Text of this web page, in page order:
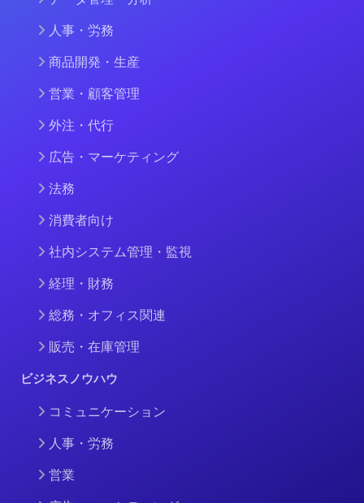
人事・労務
商品開発・生産
営業・顧客管理
外注・代行
広告・マーケティング
法務
消費者向け
社内システム管理・監視
経理・財務
総務・オフィス関連
販売・在庫管理
ビジネスノウハウ
コミュニケーション
人事・労務
営業